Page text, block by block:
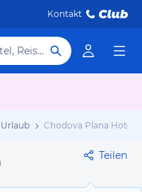
Kontakt
Hotel, Reiseziel
Chodova Plana Hotels
Teilen